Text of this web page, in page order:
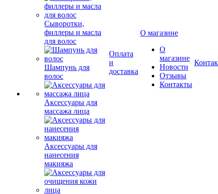
Сыворотки,
филлеры и масла
для волос
Шампунь для
волос
Аксессуары для
массажа лица
Аксессуары для
нанесения
макияжа
Оплата
и
доставка
О магазине
О
магазине
Новости
Отзывы
Контакты